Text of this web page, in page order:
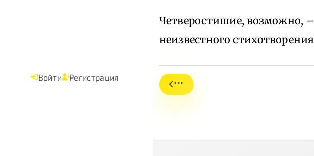
Войти Регистрация
Четверостишие, возможно,
неизвестного
***